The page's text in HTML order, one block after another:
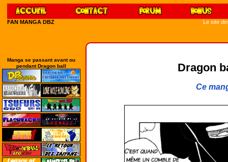
FAN MANGA DBZ Le site
Manga se passant avant ou
pendant Dragon ball
Dragon
Ce